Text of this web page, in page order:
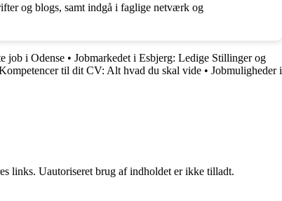
og blogs, samt indgå i faglige netværk og
job i Odense • Jobmarkedet i Esbjerg: Ledige Stillinger og
til dit CV: Alt hvad du skal vide • Jobmuligheder i
links. Uautoriseret brug af indholdet er ikke tilladt.